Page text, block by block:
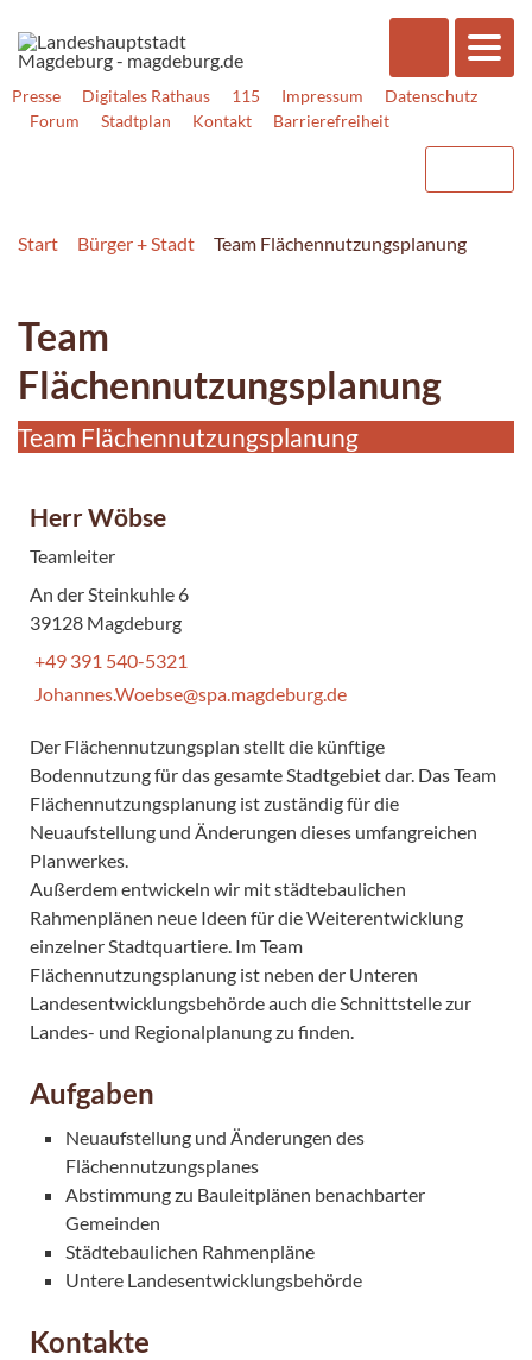
Presse Digitales Rathaus 115 Impressum
Datenschutz
Forum
Stadtplan Kontakt Barrierefreiheit
Start Bürger + Stadt Team Flächennutzungsplanung
Team
Flächennutzungsplanung
Team Flächennutzungsplanung
Herr Wöbse
Teamleiter
An der Steinkuhle 6
39128 Magdeburg
+49 391 540-5321
Johannes.Woebse@spa.magdeburg.de
Der Flächennutzungsplan stellt die künftige
Bodennutzung für das gesamte Stadtgebiet dar. Das Team
Flächennutzungsplanung ist zuständig für die
Neuaufstellung und Änderungen dieses umfangreichen
Planwerkes.
Außerdem entwickeln wir mit städtebaulichen
Rahmenplänen neue Ideen für die Weiterentwicklung
einzelner Stadtquartiere. Im Team
Flächennutzungsplanung ist neben der Unteren
Landesentwicklungsbehörde auch die Schnittstelle zur
Landes- und Regionalplanung zu finden.
Aufgaben
Neuaufstellung und Änderungen des
Flächennutzungsplanes
Abstimmung zu Bauleitplänen benachbarter
Gemeinden
Städtebaulichen Rahmenpläne
Untere Landesentwicklungsbehörde
Kontakte